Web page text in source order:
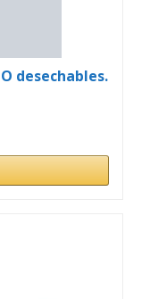
desechables.